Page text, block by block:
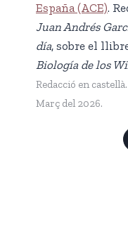
España (ACE).
Juan Andrés
día, sobre el
Biología de los
Redacció en castellà.
Març del 2026.